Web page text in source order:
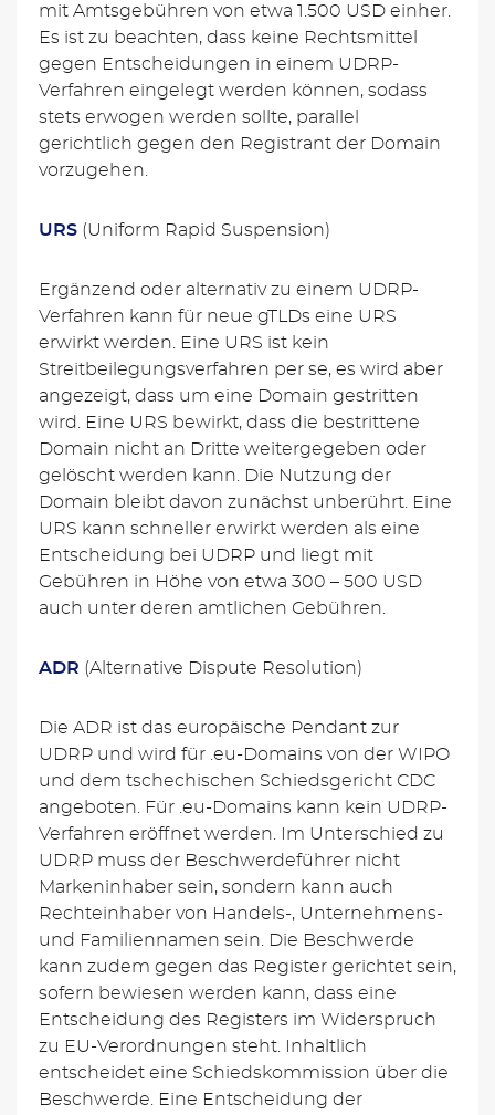
mit Amtsgebühren von etwa 1.500 USD einher.
Es ist zu beachten, dass keine Rechtsmittel
gegen Entscheidungen in einem UDRP-
Verfahren eingelegt werden können, sodass
stets erwogen werden sollte, parallel
gerichtlich gegen den Registrant der Domain
vorzugehen.
URS (Uniform Rapid Suspension)
Ergänzend oder alternativ zu einem UDRP-
Verfahren kann für neue gTLDs eine URS
erwirkt werden. Eine URS ist kein
Streitbeilegungsverfahren per se, es wird aber
angezeigt, dass um eine Domain gestritten
wird. Eine URS bewirkt, dass die bestrittene
Domain nicht an Dritte weitergegeben oder
gelöscht werden kann. Die Nutzung der
Domain bleibt davon zunächst unberührt. Eine
URS kann schneller erwirkt werden als eine
Entscheidung bei UDRP und liegt mit
Gebühren in Höhe von etwa 300 – 500 USD
auch unter deren amtlichen Gebühren.
ADR (Alternative Dispute Resolution)
Die ADR ist das europäische Pendant zur
UDRP und wird für .eu-Domains von der WIPO
und dem tschechischen Schiedsgericht CDC
angeboten. Für .eu-Domains kann kein UDRP-
Verfahren eröffnet werden. Im Unterschied zu
UDRP muss der Beschwerdeführer nicht
Markeninhaber sein, sondern kann auch
Rechteinhaber von Handels-, Unternehmens-
und Familiennamen sein. Die Beschwerde
kann zudem gegen das Register gerichtet sein,
sofern bewiesen werden kann, dass eine
Entscheidung des Registers im Widerspruch
zu EU-Verordnungen steht. Inhaltlich
entscheidet eine Schiedskommission über die
Beschwerde. Eine Entscheidung der